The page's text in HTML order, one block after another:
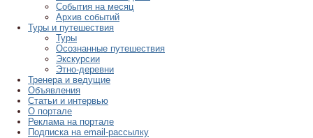
События на месяц
Архив событий
Туры и путешествия
Туры
Осознанные путешествия
Экскурсии
Этно-деревни
Тренера и ведущие
Объявления
Статьи и интервью
О портале
Реклама на портале
Подписка на email-рассылку